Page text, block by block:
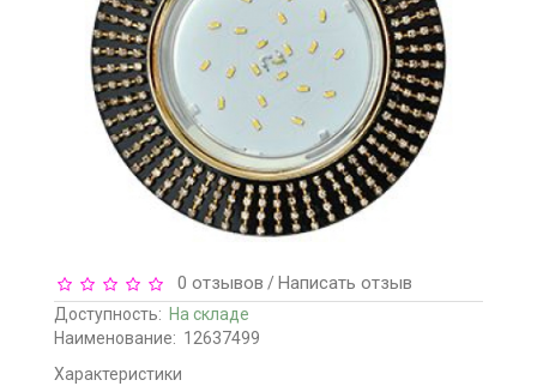
0 отзывов /Написать отзыв
Доступность: На складе
Наименование: 12637499
Характеристики